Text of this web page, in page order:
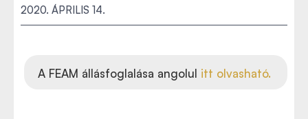
2020. ÁPRILIS 14.
A FEAM állásfoglalása angolul itt olvasható.